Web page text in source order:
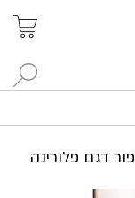
דגם פלורינה